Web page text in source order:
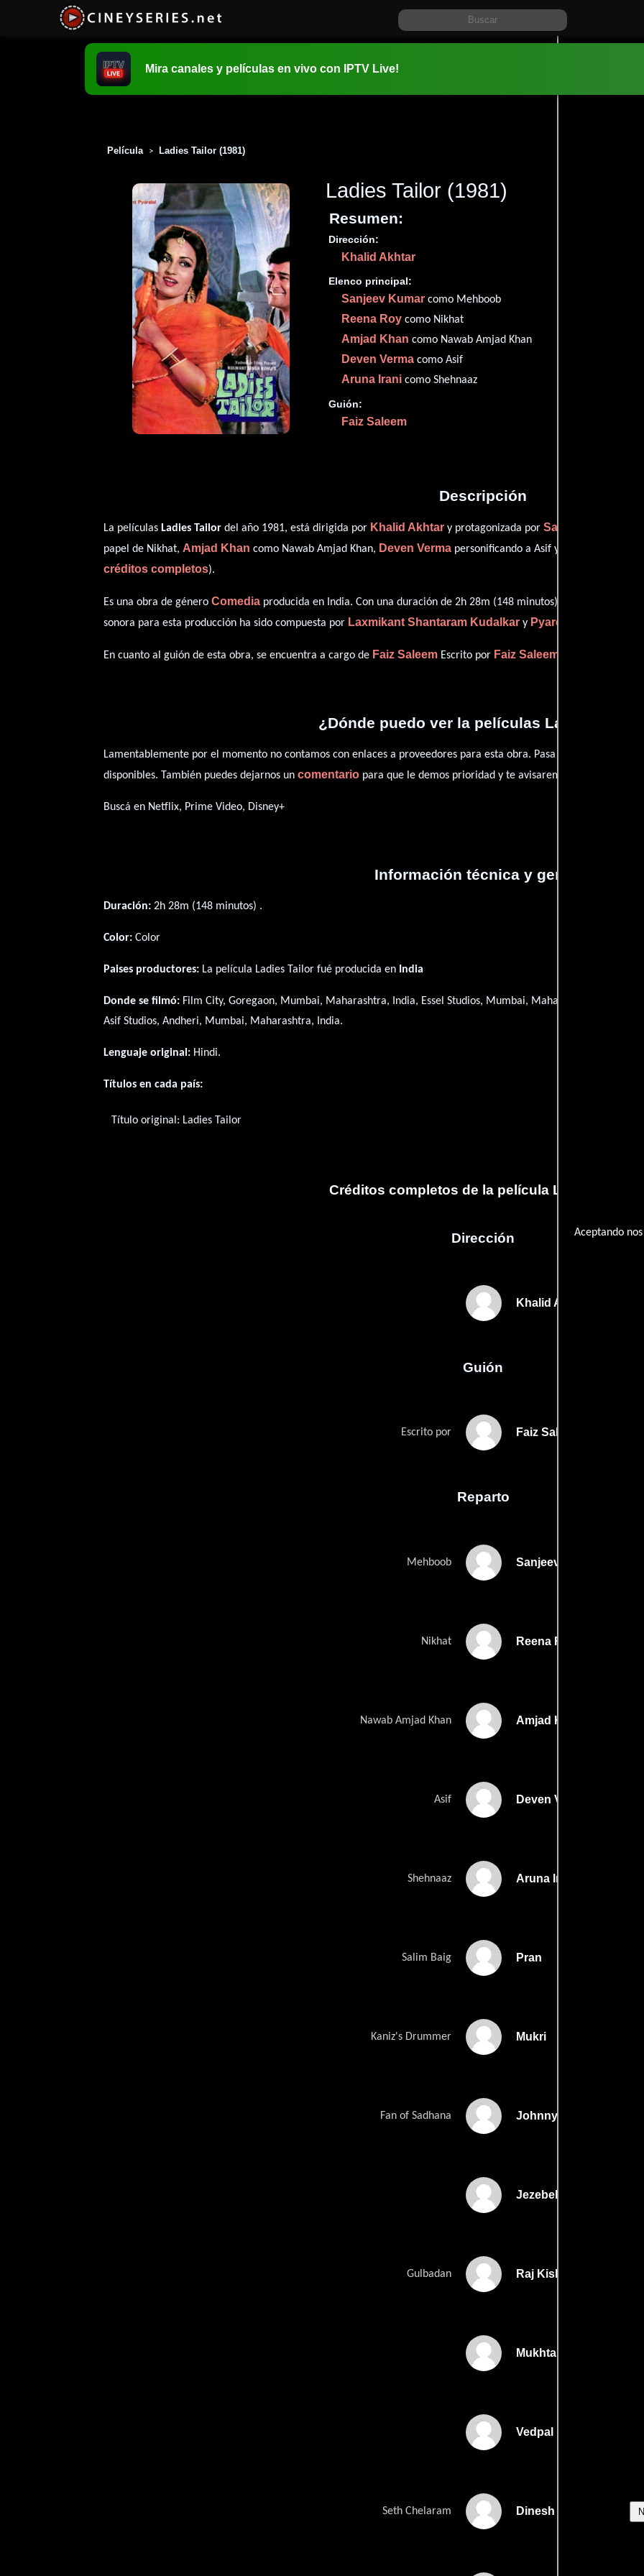
Aceptando
Mira canales y películas en vivo con IPTV Live!
Película > Ladies Tailor (1981)
Ladies Tailor (1981)
Resumen:
Dirección:
Khalid Akhtar
Elenco principal:
Sanjeev Kumar como Mehboob
Reena Roy como Nikhat
Amjad Khan como Nawab Amjad Khan
Deven Verma como Asif
Aruna Irani como Shehnaaz
Guión:
Faiz Saleem
2h 28m
Descripción
La películas Ladies Tailor del año 1981, está dirigida por Khalid Akhtar y protagonizada porSanjeev Kumar
papel de Nikhat,Amjad Khan como Nawab Amjad Khan, Deven Verma personificando a Asif y
créditos completos).
Es una obra de géneroComedia producida en India. Con una duración de 2h 28m (148 minutos), esta película
sonora para esta producción ha sido compuesta por Laxmikant Shantaram Kudalkar y Pyarelal Ramprasad
En cuanto al guión de esta obra, se encuentra a cargo de Faiz Saleem Escrito por Faiz Saleem
¿Dónde puedo ver la películas Ladies Tailor?
Lamentablemente por el momento no contamos con enlaces a proveedores para esta obra. Pasa por nuestro
disponibles. También puedes dejarnos uncomentario para que le demos prioridad y te avisaremos cuando se
Buscá en Netflix, Prime Video, Disney+
Información técnica y general
Duración: 2h 28m (148 minutos) .
Color: Color
Paises productores: La película Ladies Tailor fué producida en India
Donde se filmó: Film City, Goregaon, Mumbai, Maharashtra, India, Essel Studios, Mumbai, Maharashtra, India,
Asif Studios, Andheri, Mumbai, Maharashtra, India.
Lenguaje original: Hindi.
Títulos en cada país:
Título original: Ladies Tailor
Créditos completos de la película Ladies Tailor
Dirección
Khalid Akhtar
Guión
Escrito por Faiz Saleems
Reparto
Mehboob Sanjeev Kumar
Nikhat Reena Roy
Nawab Amjad Khan Amjad Khan
Asif Deven Verma
Shehnaaz Aruna Irani
Salim Baig Pran
Kaniz's Drummer Mukri
Fan of Sadhana Johnny Whisky
Jezebel
Gulbadan Raj Kishore
Mukhtar Ahmed
Vedpal
Seth Chelaram Dinesh Hingoo